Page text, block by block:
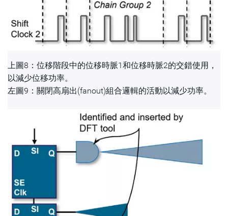
上圖8：位移階段中的位移時脈1和位移時脈2的交錯使用，
以減少位移功率。
左圖9：關閉高扇出(fanout)組合邏輯的活動以減少功率。